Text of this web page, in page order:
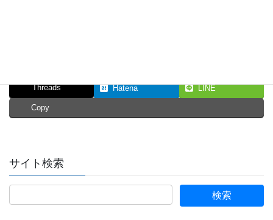
Threads Hatena LINE
Copy
サイト検索